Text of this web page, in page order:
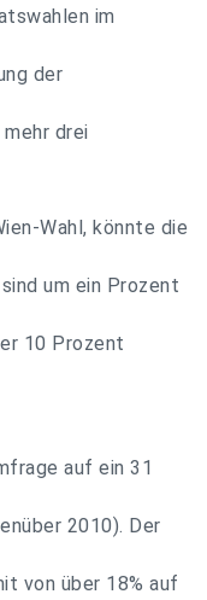
im
der
drei
Wahl, könnte die
um ein Prozent
10 Prozent
auf ein 31
2010). Der
von über 18% auf